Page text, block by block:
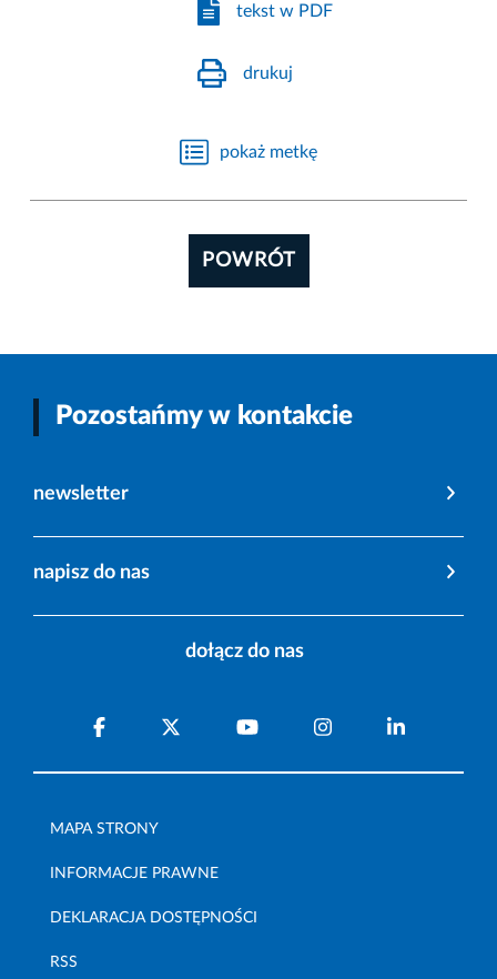
tekst w PDF
drukuj
pokaż metkę
POWRÓT
Pozostańmy w kontakcie
newsletter
napisz do nas
dołącz do nas
MAPA STRONY
INFORMACJE PRAWNE
DEKLARACJA DOSTĘPNOŚCI
RSS